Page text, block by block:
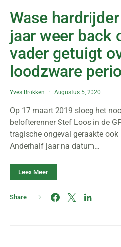
Wase
jaar weer back
vader getuigt
loodzware
Yves Brokken Augustus 5, 2020
Op 17 maart 2019 sloeg het
belofterenner Stef Loos in de
tragische ongeval geraakte ook
Anderhalf jaar na datum…
Lees Meer
Share